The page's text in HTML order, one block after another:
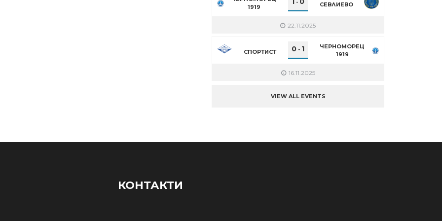
1919
- СЕВЛИЕВО
22.11.2025
СПОРТИСТ 0 - 1
ЧЕРНОМОРЕЦ
1919
16.11.2025
VIEW ALL EVENTS
КОНТАКТИ